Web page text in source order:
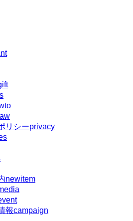
law
リシーprivacy
newitem
報campaign